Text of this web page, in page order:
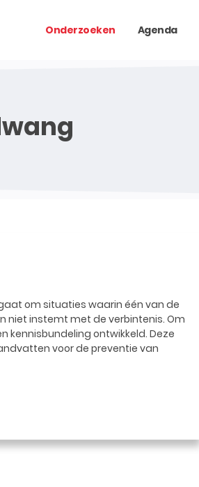
Onderzoeken Agenda
om situaties waarin één van de
niet instemt met de verbintenis. Om
kennisbundeling ontwikkeld. Deze
voor de preventie van